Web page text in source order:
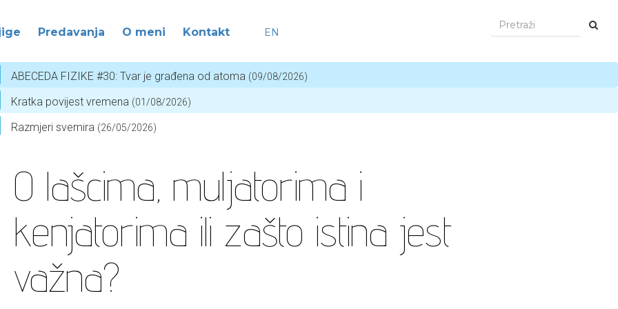
Predavanja O meni Kontakt EN
ABECEDA FIZIKE #30: Tvar je građena od atoma (09/08/2026)
Kratka povijest vremena (01/08/2026)
Razmjeri svemira (26/05/2026)
O lašcima, muljatorima i
kenjatorima ili zašto istina jest
važna?